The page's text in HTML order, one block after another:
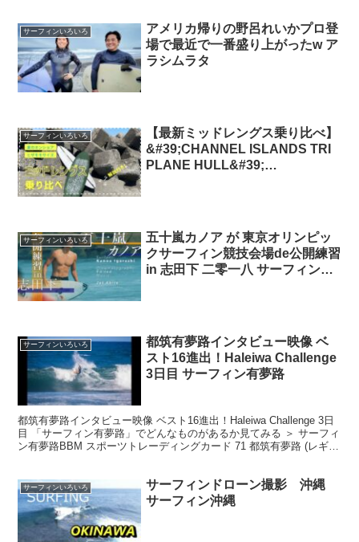
サーフィンいろいろ
アメリカ帰りの野呂れいかプロ登
場で最近で一番盛り上がったw ア
ラシムラタ
サーフィンいろいろ
【最新ミッドレングス乗り比べ】
&#39;CHANNEL ISLANDS TRI
PLANE HULL&#39;
サーフィンいろいろ
五十嵐カノア が 東京オリンピッ
クサーフィン競技会場de公開練習
in 志田下 二零一八 サーフィンオ
サーフィンいろいろ
都筑有夢路インタビュー映像 ベ
スト16進出！Haleiwa Challenge
3日目 サーフィン有夢路
都筑有夢路インタビュー映像 ベスト16進出！Haleiwa Challenge 3日
目 「サーフィン有夢路」でどんなものがあるか見てみる ＞ サーフィ
ン有夢路BBM スポーツトレーディングカード 71 都筑有夢路 (レギュ
サーフィンいろいろ
サーフィンドローン撮影 沖縄
サーフィン沖縄